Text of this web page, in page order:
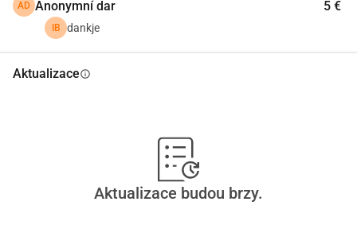
AD Anonymní dar 5 €
IB dankje
Aktualizaceinfo
Aktualizace budou brzy.